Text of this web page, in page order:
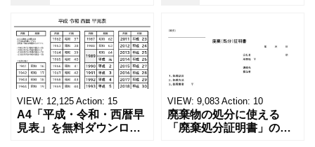
VIEW: 12,125 Action: 15
A4「平成・令和・西暦早
見表」を無料ダウンロー
VIEW: 9,083 Action: 10
廃棄物の処分に使える
「廃棄処分証明書」の無